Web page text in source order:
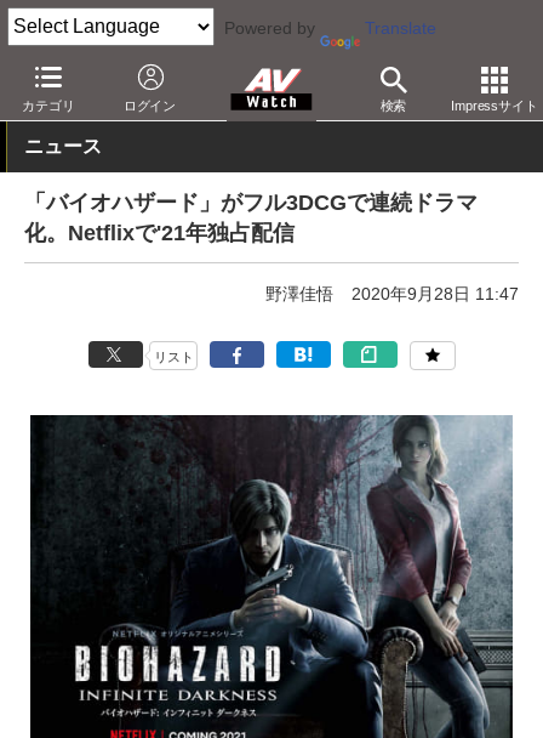
Powered by Translate
カテゴリ ログイン 検索 Impressサイト
AV Watch コンテンツ・サービス 映像配信 Netflix
ニュース
「バイオハザード」がフル3DCGで連続ドラマ
化。Netflixで'21年独占配信
野澤佳悟 2020年9月28日 11:47
リスト